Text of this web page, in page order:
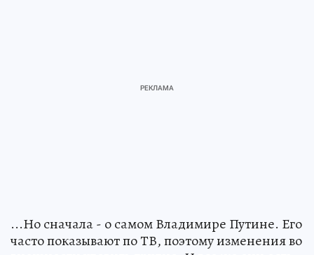
...Но сначала - о самом Владимире Путине. Его
часто показывают по ТВ, поэтому изменения во